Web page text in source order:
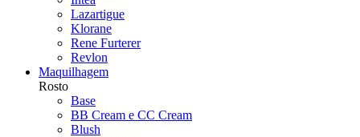
Lazartigue
Klorane
Rene Furterer
Revlon
Maquilhagem
Rosto
Base
BB Cream e CC Cream
Blush